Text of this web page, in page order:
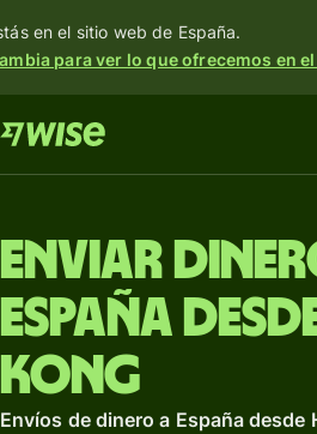
en el sitio web de España.
para ver lo que ofrecemos en
Enviar
España
Kong
Envíos de dinero a España desde